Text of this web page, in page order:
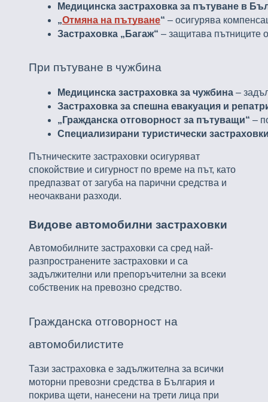
Медицинска застраховка за пътуване в
„Отмяна на пътуване“ – осигурява
Застраховка „Багаж“ – защитава пътниците
При пътуване в чужбина
Медицинска застраховка за чужбина –
Застраховка за спешна евакуация и
„Гражданска отговорност за пътуващи“ –
Специализирани туристически
Пътническите застраховки осигуряват
спокойствие и сигурност по време на път, като
предпазват от загуба на парични средства и
неочаквани разходи.
Видове автомобилни застраховки
Автомобилните застраховки са сред най-
разпространените застраховки и са
задължителни или препоръчителни за всеки
собственик на превозно средство.
Гражданска отговорност на
автомобилистите
Тази застраховка е задължителна за всички
моторни превозни средства в България и
покрива щети, нанесени на трети лица при